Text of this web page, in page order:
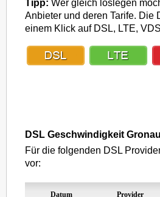
Tipp: Wer gleich loslegen
Anbieter und deren Tarife. Die
einem Klick auf DSL, LTE,
DSL Geschwindigkeit
Für die folgenden DSL
vor:
Datum Provider